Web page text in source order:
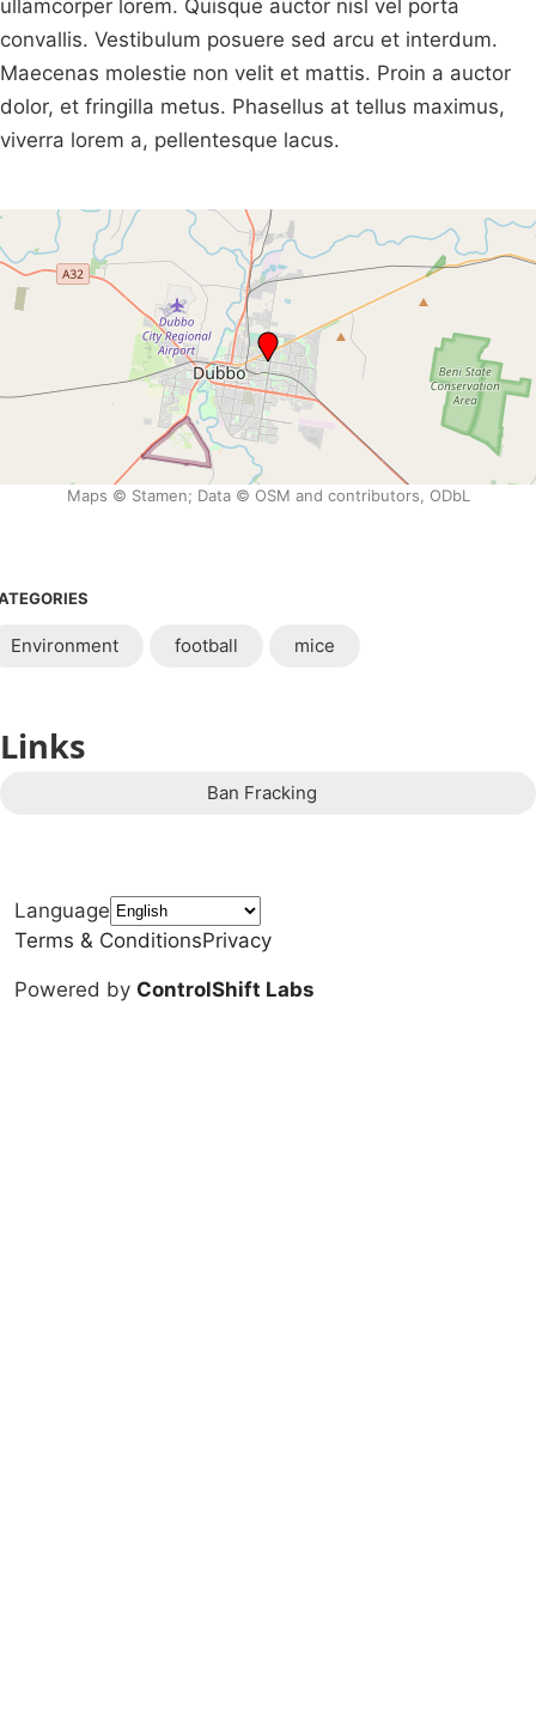
ullamcorper lorem. Quisque auctor nisl vel porta
convallis. Vestibulum posuere sed arcu et interdum.
Maecenas molestie non velit et mattis. Proin a auctor
dolor, et fringilla metus. Phasellus at tellus maximus,
viverra lorem a, pellentesque lacus.
Maps © Stamen; Data © OSM and contributors, ODbL
Environment football mice
Links
Ban Fracking
Language
Terms & ConditionsPrivacy
Powered by ControlShift Labs